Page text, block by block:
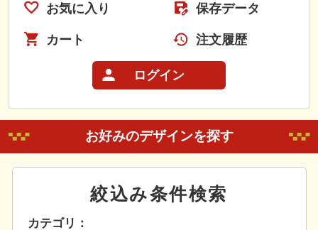
お気に入り 保存データ
カート 注文履歴
ログイン
お好みのデザインを探す
絞込み条件検索
カテゴリ：